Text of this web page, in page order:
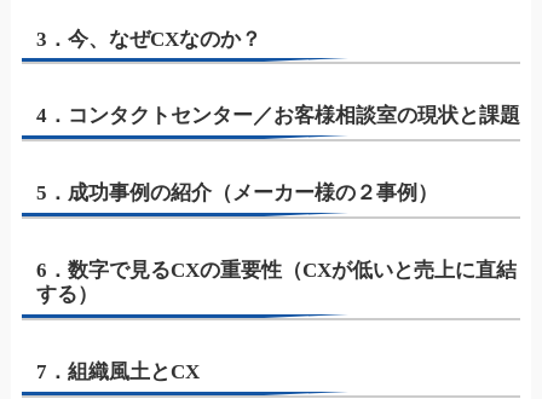
3．今、なぜCXなのか？
4．コンタクトセンター／お客様相談室の現状と課題
5．成功事例の紹介（メーカー様の２事例）
6．数字で見るCXの重要性（CXが低いと売上に直結
する）
7．組織風土とCX